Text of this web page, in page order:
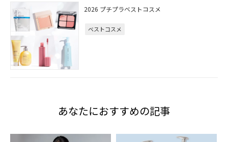
2026 プチプラベストコスメ
ベストコスメ
あなたにおすすめの記事